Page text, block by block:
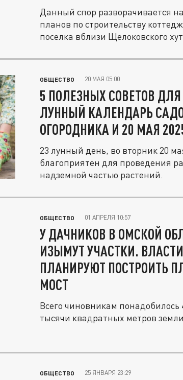
Данный спор разворачивается
планов по строительству
поселка вблизи Щелоковского
ОБЩЕСТВО 20 МАЯ 05:00
5 ПОЛЕЗНЫХ СОВЕТОВ
ЛУННЫЙ КАЛЕНДАРЬ
ОГОРОДНИКА И 20 МАЯ
23 лунный день, во вторник 20
благоприятен для проведения
надземной частью растений.
ОБЩЕСТВО 01 АПРЕЛЯ 10:57
У ДАЧНИКОВ В ОМСКОЙ
ИЗЫМУТ УЧАСТКИ. ВЛАСТИ
ПЛАНИРУЮТ ПОСТРОИТЬ
МОСТ
Всего чиновникам понадобилось
тысячи квадратных метров
ОБЩЕСТВО 25 ЯНВАРЯ 23:29